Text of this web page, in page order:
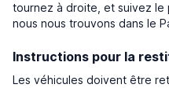
tournez à droite, et suivez le
nous nous trouvons dans le
Instructions pour la
Les véhicules doivent être